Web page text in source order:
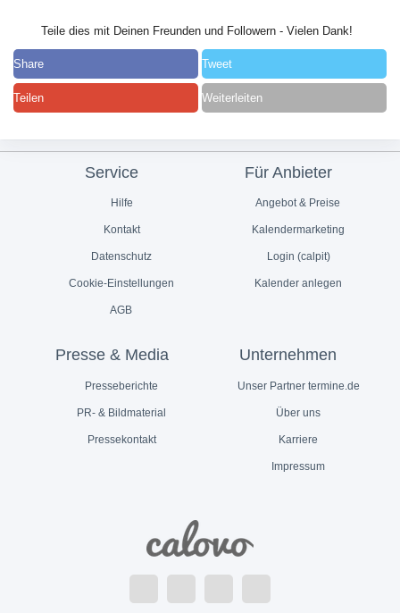
Teile dies mit Deinen Freunden und Followern - Vielen Dank!
Share Tweet
Teilen Weiterleiten
Service
Hilfe
Kontakt
Datenschutz
Cookie-Einstellungen
AGB
Für Anbieter
Angebot & Preise
Kalendermarketing
Login (calpit)
Kalender anlegen
Presse & Media
Presseberichte
PR- & Bildmaterial
Pressekontakt
Unternehmen
Unser Partner termine.de
Über uns
Karriere
Impressum